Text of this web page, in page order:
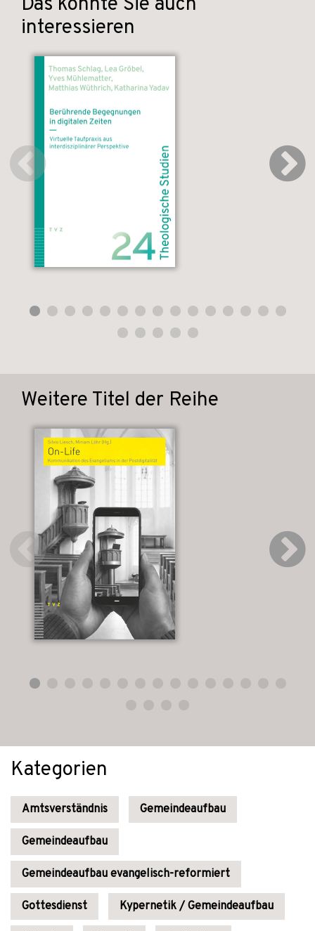
interessieren
Weitere Titel der Reihe
Kategorien
Amtsverständnis Gemeindeaufbau
Gemeindeaufbau
Gemeindeaufbau evangelisch-reformiert
Gottesdienst Kypernetik / Gemeindeaufbau